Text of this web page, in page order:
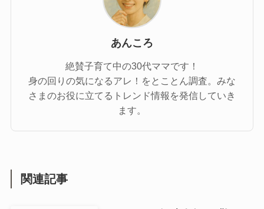
あんころ
絶賛子育て中の30代ママです！
身の回りの気になるアレ！をとことん調査。みな
さまのお役に立てるトレンド情報を発信していき
ます。
関連記事